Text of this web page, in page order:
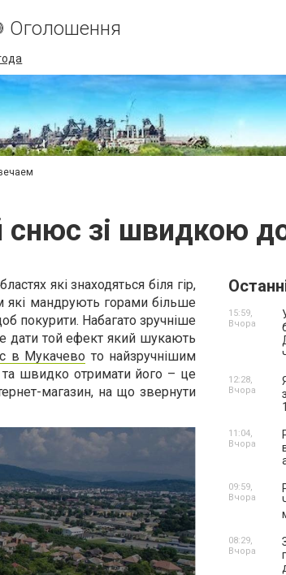
Оголошення
снюс зі швидкою
які знаходяться біля гір,
мандрують горами більше
покурити. Набагато зручніше
дати той ефект який шукають
в Мукачево то найзручнішим
швидко отримати його – це
магазин, на що звернути
15:59,
Вчора
12:28,
Вчора
11:04,
Вчора
09:59,
Вчора
08:29,
Вчора